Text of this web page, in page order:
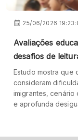
25/06/2026
Avaliações
desafios de
Estudo mostra que
consideram
imigrantes,
e aprofunda